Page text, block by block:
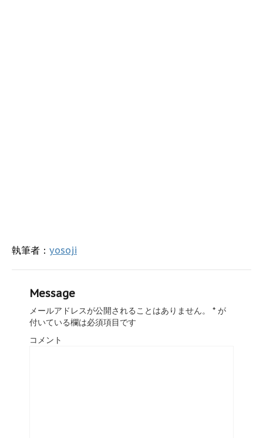
執筆者： yosoji
Message
メールアドレスが公開されることはありません。 * が
付いている欄は必須項目です
コメント